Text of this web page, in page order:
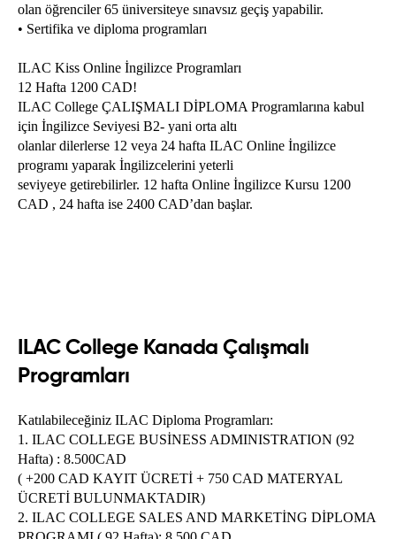
eğitim hayatlarına devam edebilirler. Ayrıca Business,
Sales&Marketing ve Service Essentials alanlarında diploma
sahibi olacak öğrenciler eğitim almak yerine çalışmak isterlerse
iş bulma imkanları çok daha artmış olacaktır.
ILAC International College aynı zamanda öğrencilere kariyer
noktasında eğitimin yanı sıra kariyer ofisleri ile de destek
olmaktadır. Öğrencilere özgeçmiş hazırlama, Linkedin profili
oluşturma, iş arama ağı ve fuarlar, mülakatlara hazırlanma ve co-
gerekmektedir. Bölümlerin dil yeterliliği değişmekte olup IELTS
4.0 seviyesinden 5.5 seviyesine kadar kabul eden bölümler
ILAC International College eğitimleri sonrasında devlet
kolejlerine devam etmek isterlerse buradaki 1 veya 2 yıllık
programlarda eğitim alabilir, eğitimlerinin ardından da
olan öğrenciler 65 üniversiteye sınavsız geçiş yapabilir.
• Sertifika ve diploma programları
ILAC Kiss Online İngilizce Programları
12 Hafta 1200 CAD!
ILAC College ÇALIŞMALI DİPLOMA Programlarına kabul
için İngilizce Seviyesi B2- yani orta altı
olanlar dilerlerse 12 veya 24 hafta ILAC Online İngilizce
programı yaparak İngilizcelerini yeterli
seviyeye getirebilirler. 12 hafta Online İngilizce Kursu 1200
CAD , 24 hafta ise 2400 CAD’dan başlar.
ILAC College Kanada Çalışmalı
Programları
Katılabileceğiniz ILAC Diploma Programları:
1. ILAC COLLEGE BUSİNESS ADMINISTRATION (92
Hafta) : 8.500CAD
( +200 CAD KAYIT ÜCRETİ + 750 CAD MATERYAL
ÜCRETİ BULUNMAKTADIR)
2. ILAC COLLEGE SALES AND MARKETİNG DİPLOMA